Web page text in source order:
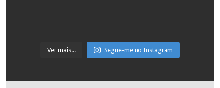
Ver mais... Segue-me no Instagram